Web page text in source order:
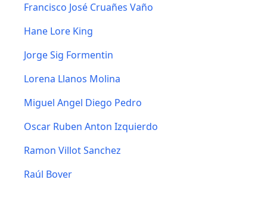
Francisco José Cruañes Vaño
Hane Lore King
Jorge Sig Formentin
Lorena Llanos Molina
Miguel Angel Diego Pedro
Oscar Ruben Anton Izquierdo
Ramon Villot Sanchez
Raúl Bover